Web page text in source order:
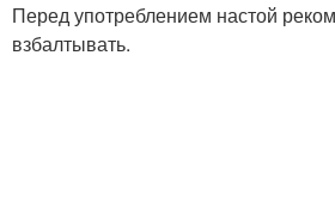
Перед употреблением настой
взбалтывать.